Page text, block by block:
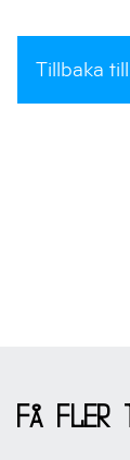
Tillbaka
Få fler